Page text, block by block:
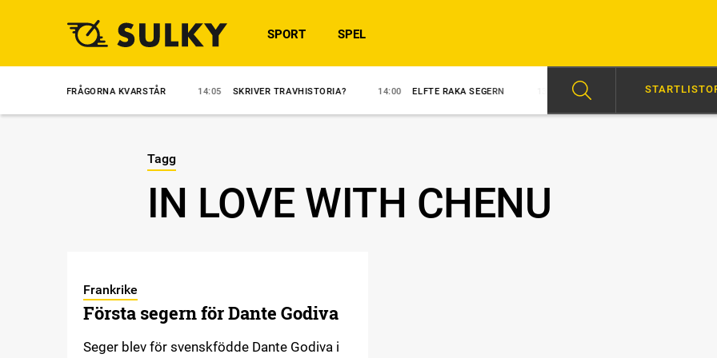
SPORT SPEL
– FRÅGORNA KVARSTÅR 14:05 SKRIVER TRAVHISTORIA? 14:00 ELFTE RAKA SEGERN 13:56 DJUSE I GÄVLE, PALM SLUTAR 15:48
Tagg
IN LOVE WITH CHENU
Frankrike
Första segern för Dante Godiva
Seger blev för svenskfödde Dante Godiva i